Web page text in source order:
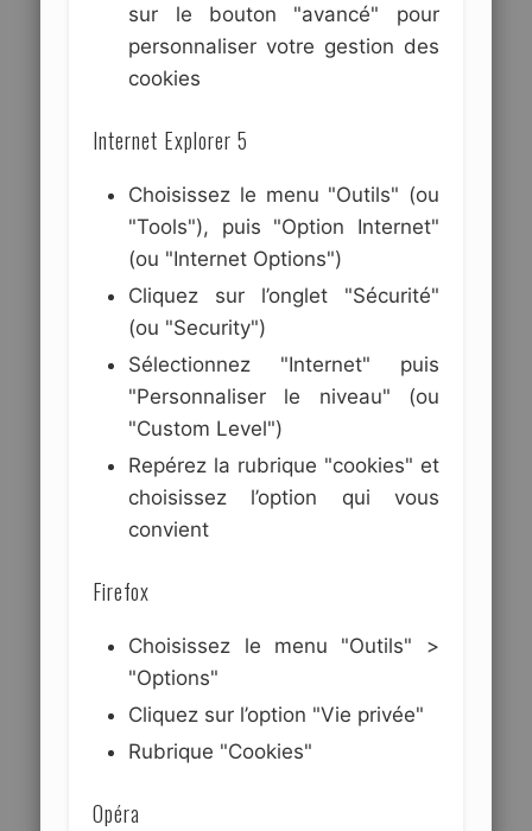
sur le bouton "avancé" pour
personnaliser votre gestion des
cookies
Internet Explorer 5
Choisissez le menu "Outils" (ou
"Tools"), puis "Option Internet"
(ou "Internet Options")
Cliquez sur l’onglet "Sécurité"
(ou "Security")
Sélectionnez "Internet" puis
"Personnaliser le niveau" (ou
"Custom Level")
Repérez la rubrique "cookies" et
choisissez l’option qui vous
convient
Firefox
Choisissez le menu "Outils" >
"Options"
Cliquez sur l’option "Vie privée"
Rubrique "Cookies"
Opéra